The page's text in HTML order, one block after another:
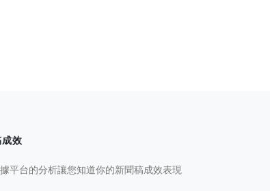
效
平台的分析讓您知道你的新聞稿成效表現